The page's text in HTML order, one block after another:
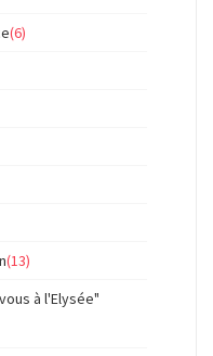
(6)
(13)
à l'Elysée"